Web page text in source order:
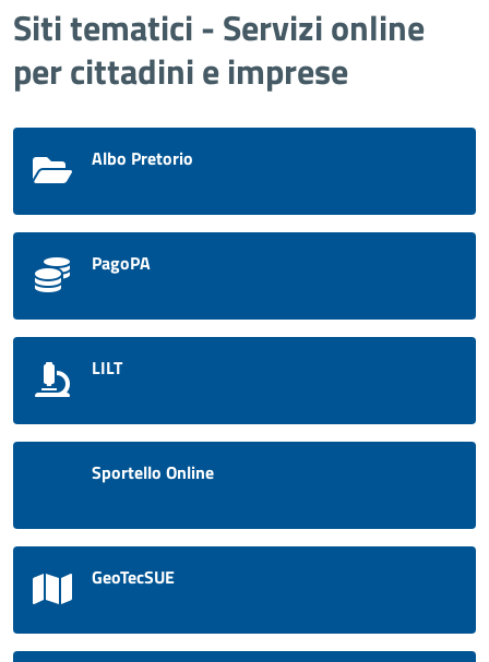
Siti tematici - Servizi online
per cittadini e imprese
Albo Pretorio
PagoPA
LILT
Sportello Online
GeoTecSUE